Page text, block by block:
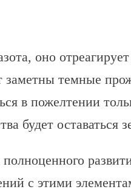
оно
заметны темные
в пожелтении
будет оставаться
с этими